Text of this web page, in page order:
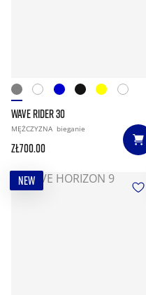
WAVE RIDER 30
MĘŻCZYZNA bieganie
zł700.00
NEW